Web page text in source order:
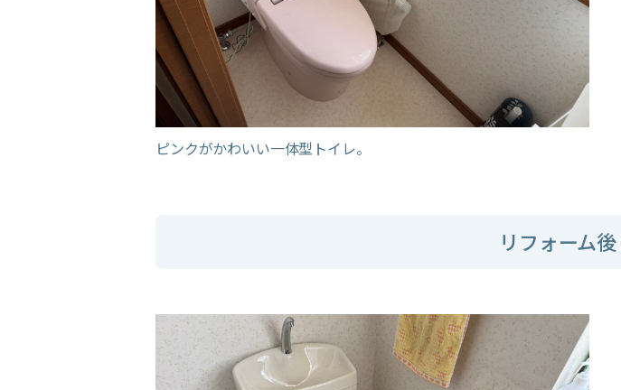
ピンクがかわいい一体型トイレ。
リフォーム後